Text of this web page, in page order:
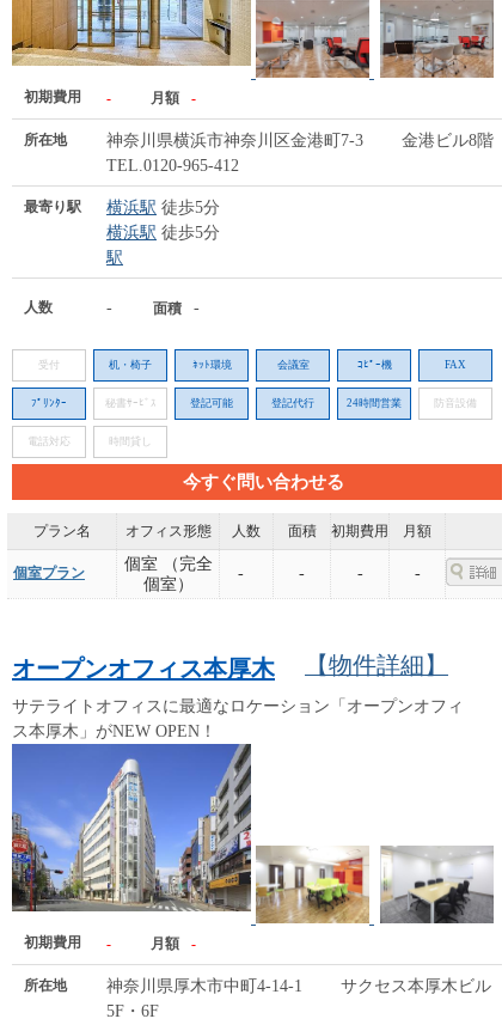
初期費用 - 月額 -
所在地
神奈川県横浜市神奈川区金港町7-3 金港ビル8階
TEL.0120-965-412
最寄り駅 横浜駅 徒歩5分
横浜駅 徒歩5分
駅
人数 - 面積 -
受付 机・椅子 ﾈｯﾄ環境 会議室 ｺﾋﾟｰ機 FAX
ﾌﾟﾘﾝﾀｰ 秘書ｻｰﾋﾞｽ 登記可能 登記代行 24時間営業 防音設備
電話対応 時間貸し
今すぐ問い合わせる
プラン名 オフィス形態 人数 面積 初期費用 月額
個室プラン
個室 （完全
個室）
- - - -
オープンオフィス本厚木 【物件詳細】
サテライトオフィスに最適なロケーション「オープンオフィ
ス本厚木」がNEW OPEN！
初期費用 - 月額 -
所在地
神奈川県厚木市中町4-14-1 サクセス本厚木ビル
5F・6F